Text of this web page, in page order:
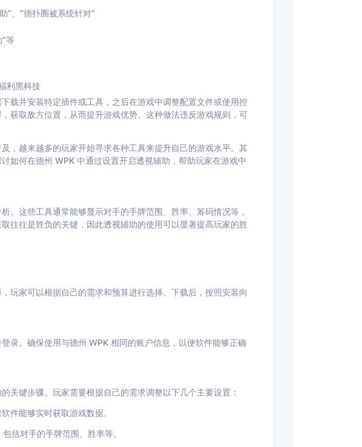
”、“德扑圈被系统针对”
等
利黑科技
载并安装特定插件或工具，之后在游戏中调整配置文件或使用控
获取敌方位置，从而提升游戏优势。这种做法违反游戏规则，可
，越来越多的玩家开始寻求各种工具来提升自己的游戏水平。其
如何在德州 WPK 中通过设置开启透视辅助，帮助玩家在游戏中
。这些工具通常能够显示对手的手牌范围、胜率、筹码情况等，
往往是胜负的关键，因此透视辅助的使用可以显著提高玩家的胜
玩家可以根据自己的需求和预算进行选择。下载后，按照安装向
录。确保使用与德州 WPK 相同的账户信息，以便软件能够正确
关键步骤。玩家需要根据自己的需求调整以下几个主要设置：
件能够实时获取游戏数据。
括对手的手牌范围、胜率等。